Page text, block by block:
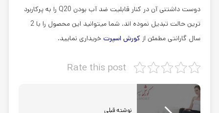
دوست داشتنی آن در کنار قابلیت ضد آب بودن Q20 را به پرکاربرد
ترین حالت تبدیل نموده اند. شما میتوانید این محصول را با 2
سال گارانتی مطمئن از کورش اسپرت خریداری نمایید.
Rate this post
نوشته قبلی